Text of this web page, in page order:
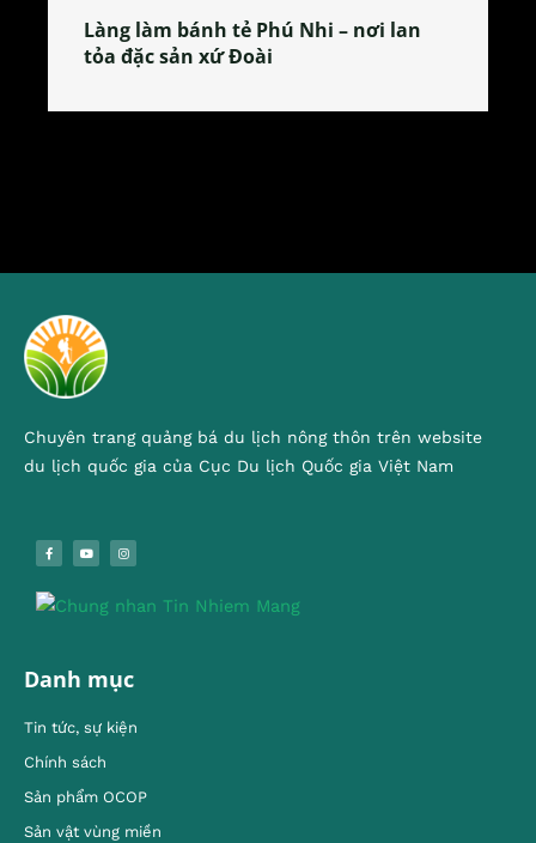
Làng làm bánh tẻ Phú Nhi – nơi lan
tỏa đặc sản xứ Đoài
Chuyên trang quảng bá du lịch nông thôn trên website
du lịch quốc gia của Cục Du lịch Quốc gia Việt Nam
Danh mục
Tin tức, sự kiện
Chính sách
Sản phẩm OCOP
Sản vật vùng miền